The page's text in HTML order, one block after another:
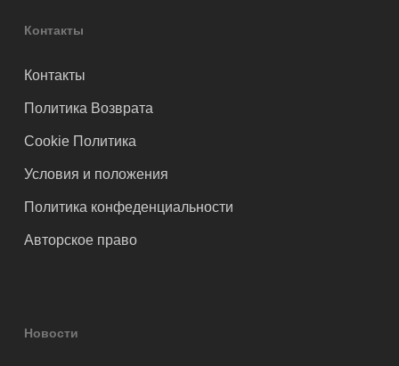
Контакты
Контакты
Политика Возврата
Cookie Политика
Условия и положения
Политика конфеденциальности
Авторское право
Новости